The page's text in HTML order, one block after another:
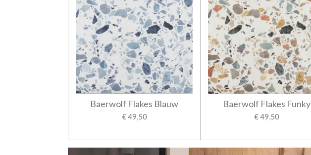
Baerwolf Flakes Blauw
€ 49,50
Baerwolf Flakes Funky
€ 49,50